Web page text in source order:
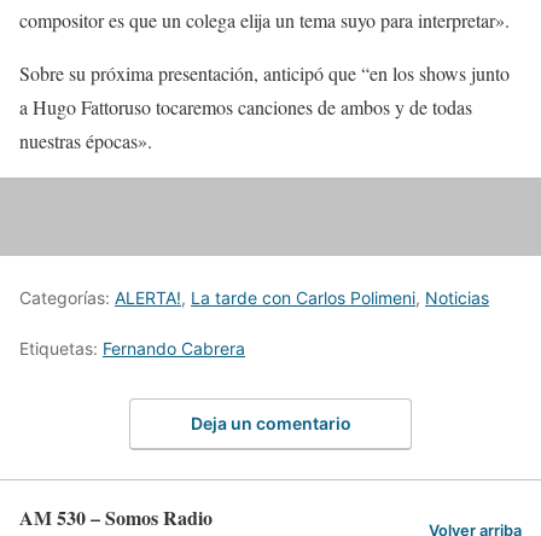
compositor es que un colega elija un tema suyo para interpretar».
Sobre su próxima presentación, anticipó que “en los shows junto
a Hugo Fattoruso tocaremos canciones de ambos y de todas
nuestras épocas».
Categorías: ALERTA!, La tarde con Carlos Polimeni, Noticias
Etiquetas: Fernando Cabrera
Deja un comentario
AM 530 – Somos Radio Volver arriba